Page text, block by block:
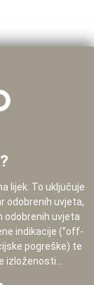
lijek. To uključuje
odobrenih uvjeta,
odobrenih uvjeta
indikacije (”off-
pogreške) te